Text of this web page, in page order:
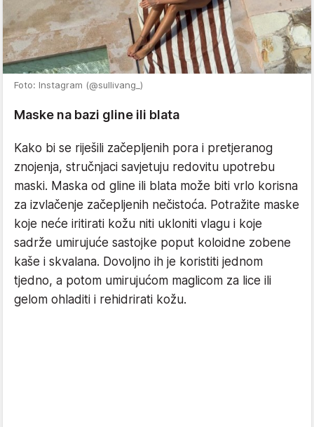
Foto: Instagram (@sullivang_)
Maske na bazi gline ili blata
Kako bi se riješili začepljenih pora i pretjeranog
znojenja, stručnjaci savjetuju redovitu upotrebu
maski. Maska od gline ili blata može biti vrlo korisna
za izvlačenje začepljenih nečistoća. Potražite maske
koje neće iritirati kožu niti ukloniti vlagu i koje
sadrže umirujuće sastojke poput koloidne zobene
kaše i skvalana. Dovoljno ih je koristiti jednom
tjedno, a potom umirujućom maglicom za lice ili
gelom ohladiti i rehidrirati kožu.